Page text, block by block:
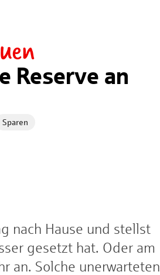
Reserve an
Sparen
nach Hause und stellst
gesetzt hat. Oder am
an. Solche unerwarteten